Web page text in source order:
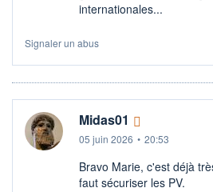
internationales...
Signaler un abus
Midas01
05 juin 2026 • 20:53
Bravo Marie, c'est déjà
faut sécuriser les PV.